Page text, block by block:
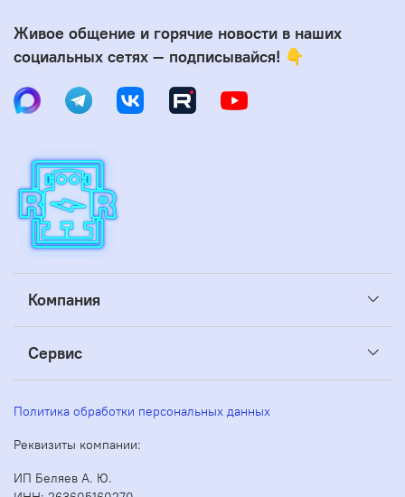
Компания
Сервис
Живое общение и горячие новости в наших
социальных сетях — подписывайся! 👇
Политика обработки персональных данных
Реквизиты компании:
ИП Беляев А. Ю.